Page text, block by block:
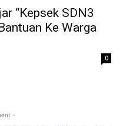
“Kepsek SDN3
Ke Warga
0
-